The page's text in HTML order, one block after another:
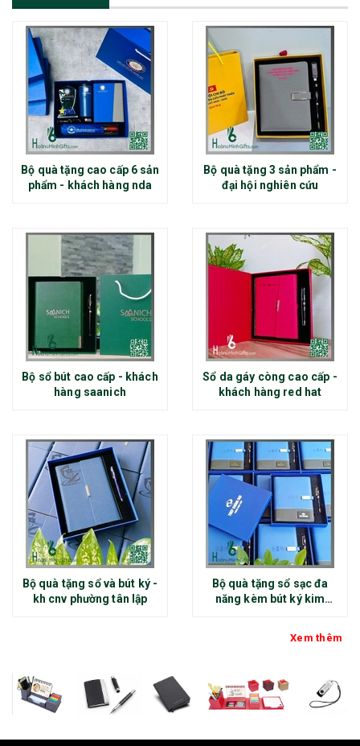
Bộ quà tặng cao cấp 6 sản
phẩm - khách hàng nda
Bộ quà tặng 3 sản phẩm -
đại hội nghiên cứu
Bộ sổ bút cao cấp - khách
hàng saanich
Sổ da gáy còng cao cấp -
khách hàng red hat
Bộ quà tặng sổ và bút ký -
kh cnv phường tân lập
Bộ quà tặng sổ sạc đa
năng kèm bút ký kim
Xem thêm